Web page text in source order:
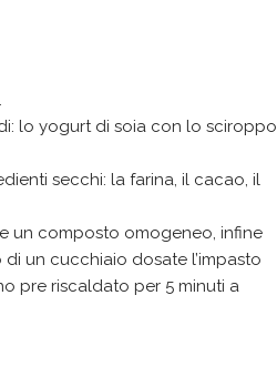
lo yogurt di soia con lo sciroppo
secchi: la farina, il cacao, il
un composto omogeneo, infine
un cucchiaio dosate l’impasto
pre riscaldato per 5 minuti a